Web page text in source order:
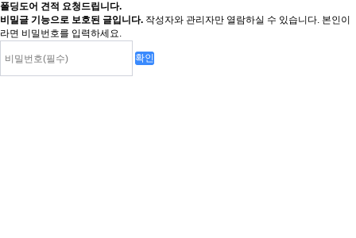
폴딩도어 견적 요청드립니다.
비밀글 기능으로 보호된 글입니다. 작성자와 관리자만 열람하실 수 있습니다. 본인이
라면 비밀번호를 입력하세요.